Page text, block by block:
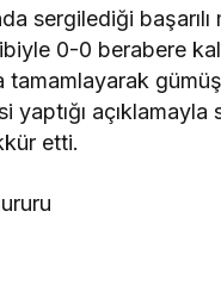
sergilediği
0-0 berabere
tamamlayarak
etti.